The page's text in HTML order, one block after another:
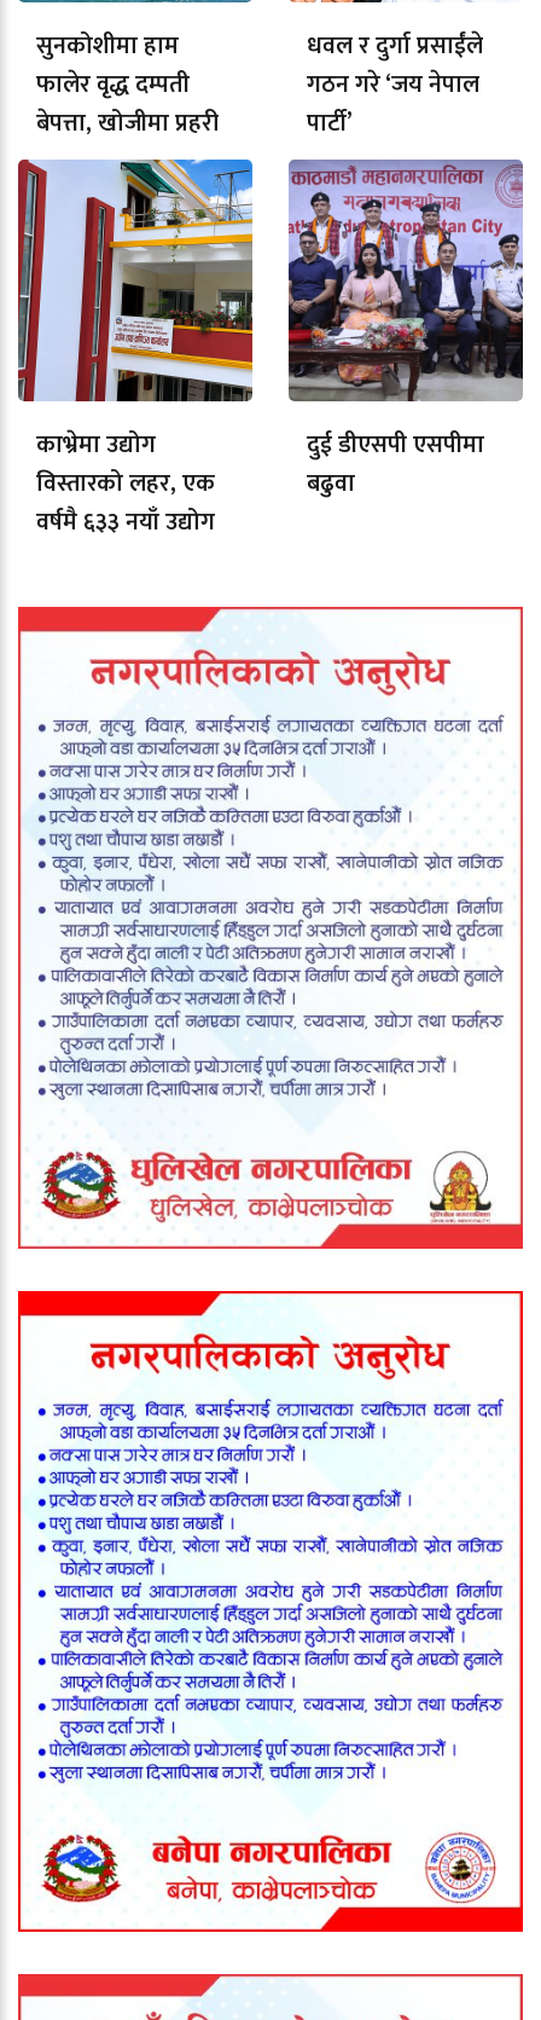
सुनकोशीमा हाम
फालेर वृद्ध दम्पती
बेपत्ता, खोजीमा प्रहरी
धवल र दुर्गा प्रसाईंले
गठन गरे ‘जय नेपाल
पार्टी’
काभ्रेमा उद्योग
विस्तारको लहर, एक
वर्षमै ६३३ नयाँ उद्योग
दुई डीएसपी एसपीमा
बढुवा